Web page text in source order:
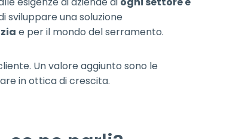
sviluppare una soluzione
e per il mondo del serramento.
Un valore aggiunto sono le
in ottica di crescita.